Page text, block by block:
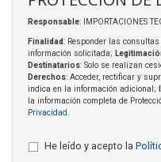
Responsable: IMPORTACIONES
Finalidad: Responder las
información solicitada;
Destinatarios: Solo se realizan
Derechos: Acceder, rectificar y
indica en la información adicional;
la información completa de
Privacidad
He leído y acepto la